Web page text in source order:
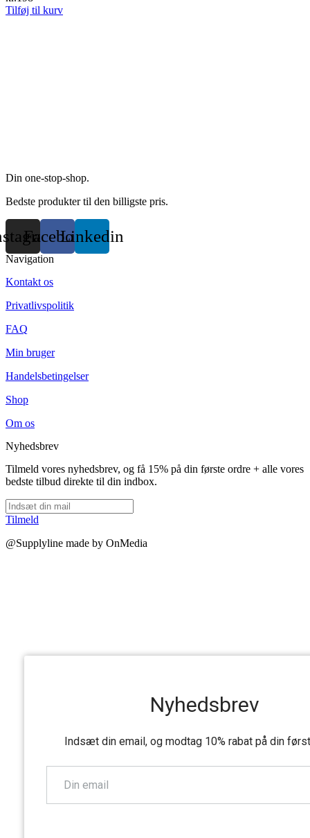
Tilføj til kurv
Din one-stop-shop.
Bedste produkter til den billigste pris.
FacebookLinkedin
Navigation
Kontakt os
Privatlivspolitik
FAQ
Min bruger
Handelsbetingelser
Shop
Om os
Nyhedsbrev
Tilmeld vores nyhedsbrev, og få 15% på din første ordre + alle vores
bedste tilbud direkte til din indbox.
Tilmeld
@Supplyline made by OnMedia
Nyhedsbrev
Indsæt din email, og modtag 10% rabat på din